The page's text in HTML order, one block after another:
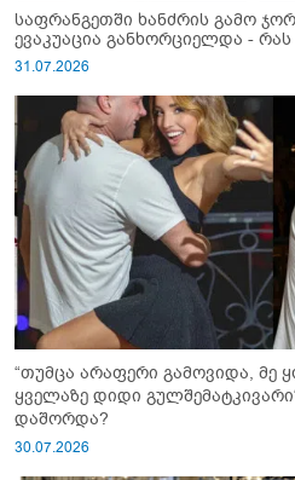
საფრანგეთში ხანძრის გამო
ევაკუაცია განხორციელდა -
31.07.2026
“თუმცა არაფერი გამოვიდა, მე
ყველაზე დიდი
დაშორდა?
30.07.2026